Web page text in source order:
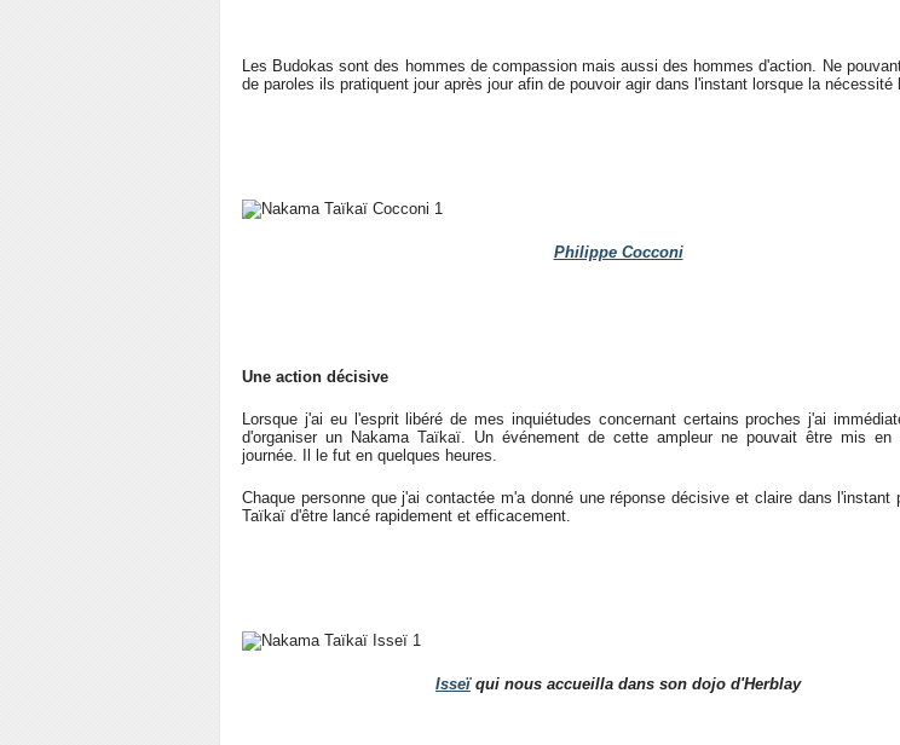
Les Budokas sont des hommes de compassion mais aussi des hommes d'action. Ne
de paroles ils pratiquent jour après jour afin de pouvoir agir dans l'instant lorsque la nécessité
Philippe Cocconi
Une action décisive
Lorsque j'ai eu l'esprit libéré de mes inquiétudes concernant certains proches j'ai
d'organiser un Nakama Taïkaï. Un événement de cette ampleur ne pouvait être mis en
journée. Il le fut en quelques heures.
Chaque personne que j'ai contactée m'a donné une réponse décisive et claire dans l'instant
Taïkaï d'être lancé rapidement et efficacement.
Isseïqui nous accueilla dans son dojo d'Herblay